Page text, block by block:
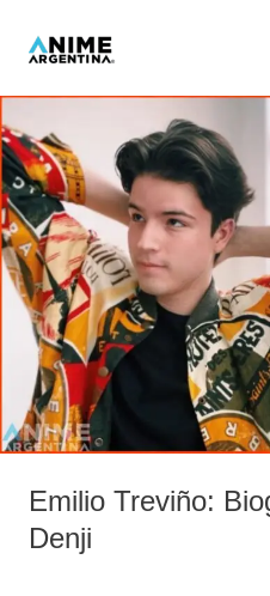
Emilio Treviño:
Denji
Treviño:
Biografía
de
la
voz
de
Denji